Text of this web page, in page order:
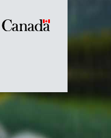
Symbole
du